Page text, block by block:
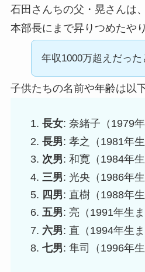
石田さんちの父・晃さんは
本部長にまで昇りつめたや
年収1000万超えだった
子供たちの名前や年齢は以
長女: 奈緒子（1979年
長男: 孝之（1981年生
次男: 和寛（1984年生
三男: 光央（1986年生
四男: 直樹（1988年生
五男: 亮（1991年生ま
六男: 直（1994年生ま
七男: 隼司 （1996年